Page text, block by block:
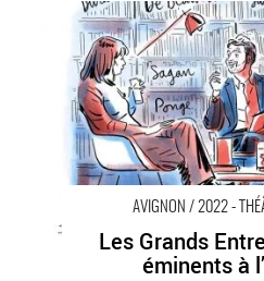
AVIGNON / 2022 -
Les Grands
éminents à
Les Grands Entretiens : morts
sortie Avignon / 2022 Avignon